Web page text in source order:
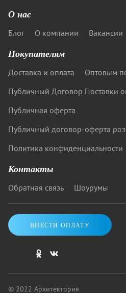
О нас
Блог О компании Вакансии
Покупателям
Доставка и оплата
Оптовым
Публичный Договор Поставки
Публичная оферта
Публичный договор-оферта
Политика конфиденциальности
Контакты
Обратная связь Шоурумы
ВНЕСТИ ОПЛАТУ
© 2022 Архитектория